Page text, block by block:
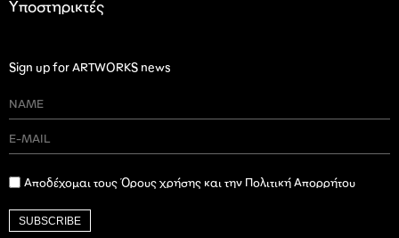
Υποστηρικτές
Sign up for ARTWORKS news
Αποδέχομαι τους Όρους χρήσης και την Πολιτική Απορρήτου
SUBSCRIBE